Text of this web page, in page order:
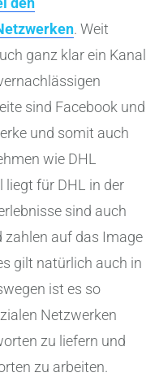
. Weit
ganz klar ein Kanal
sind Facebook und
und somit auch
wie DHL
liegt für DHL in der
sind auch
auf das Image
gilt natürlich auch in
ist es so
Netzwerken
zu liefern und
zu arbeiten.